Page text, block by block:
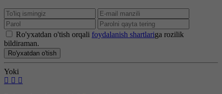
Ro'yxatdan o'tish orqali foydalanish shartlariga rozilik
bildiraman.
Ro'yxatdan o'tish
Yoki